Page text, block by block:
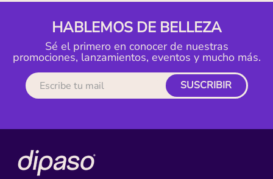
HABLEMOS DE BELLEZA
Sé el primero en conocer de nuestras
promociones, lanzamientos, eventos y mucho más.
SUSCRIBIR